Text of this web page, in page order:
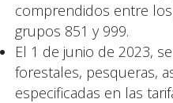
comprendidos entre
grupos 851 y 999.
El 1 de junio de 2023,
forestales, pesqueras,
especificadas en las